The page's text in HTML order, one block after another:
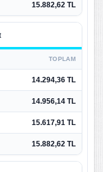
15.882,62 TL
TOPLAM
14.294,36 TL
14.956,14 TL
15.617,91 TL
15.882,62 TL